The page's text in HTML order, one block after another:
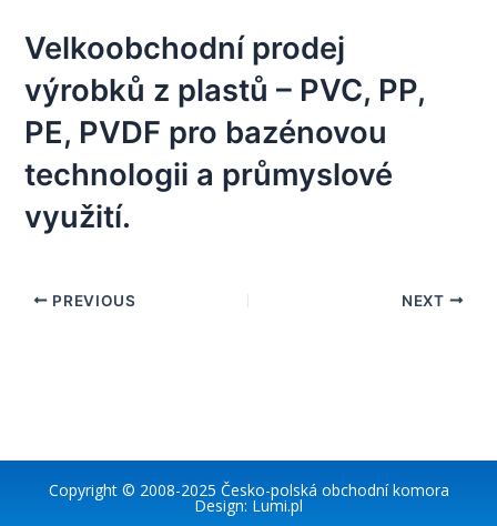
Velkoobchodní prodej
výrobků z plastů – PVC, PP,
PE, PVDF pro bazénovou
technologii a průmyslové
využití.
PREVIOUS NEXT
Copyright © 2008-2025 Česko-polská obchodní komora
Design: Lumi.pl